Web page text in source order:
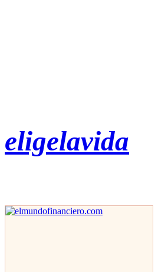
eligelavida